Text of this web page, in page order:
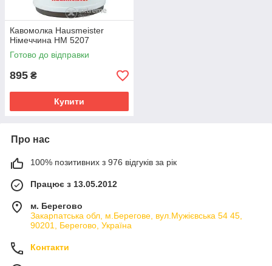
Кавомолка Hausmeister
Німеччина HM 5207
Готово до відправки
895 ₴
Купити
Про нас
100% позитивних з 976 відгуків за рік
Працює з 13.05.2012
м. Берегово
Закарпатська обл, м.Берегове, вул.Мужієвська 54 45,
90201, Берегово, Україна
Контакти